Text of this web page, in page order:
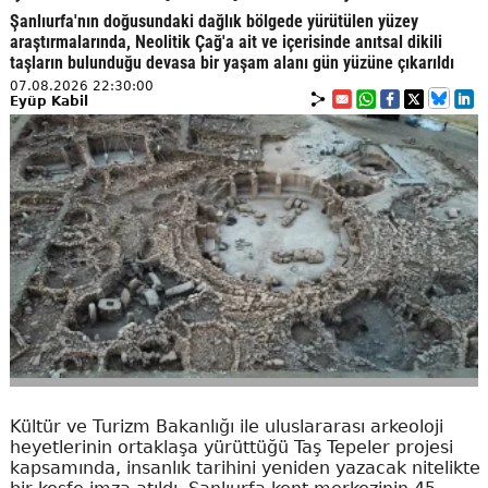
Şanlıurfa'nın doğusundaki dağlık bölgede yürütülen yüzey
araştırmalarında, Neolitik Çağ'a ait ve içerisinde anıtsal dikili
taşların bulunduğu devasa bir yaşam alanı gün yüzüne çıkarıldı
07.08.2026 22:30:00
Eyüp Kabil
Kültür ve Turizm Bakanlığı ile uluslararası arkeoloji
heyetlerinin ortaklaşa yürüttüğü Taş Tepeler projesi
kapsamında, insanlık tarihini yeniden yazacak nitelikte